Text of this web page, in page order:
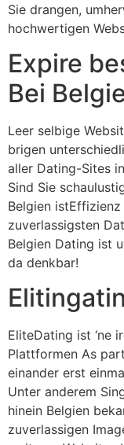
Sie drangen,
hochwertigen
Expire
Bei
Leer selbige
brigen
aller Dating-Sites
Sind Sie
Belgien
zuverlassigsten
Belgien Dating ist
da denkbar!
EliteDating ist ‘ne
Plattformen As
einander erst
Unter anderem
hinein Belgien
zuverlassigen